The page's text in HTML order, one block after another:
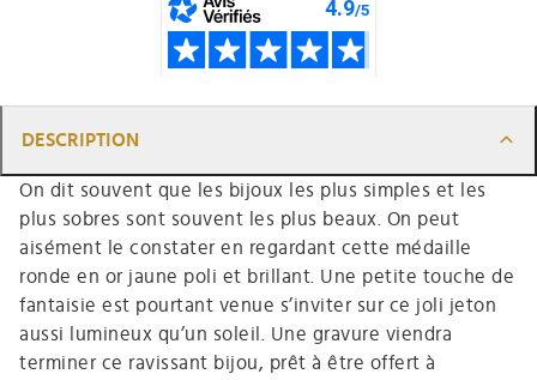
DESCRIPTION
On dit souvent que les bijoux les plus simples et les
plus sobres sont souvent les plus beaux. On peut
aisément le constater en regardant cette médaille
ronde en or jaune poli et brillant. Une petite touche de
fantaisie est pourtant venue s’inviter sur ce joli jeton
aussi lumineux qu’un soleil. Une gravure viendra
terminer ce ravissant bijou, prêt à être offert à